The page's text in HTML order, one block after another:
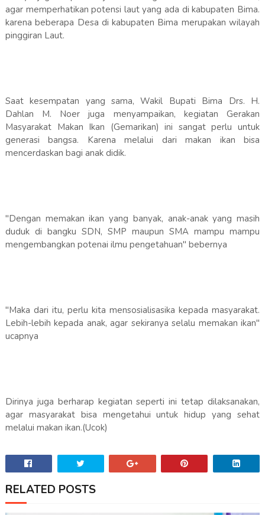
agar memperhatikan potensi laut yang ada di kabupaten Bima.
karena beberapa Desa di kabupaten Bima merupakan wilayah
pinggiran Laut.
Saat kesempatan yang sama, Wakil Bupati Bima Drs. H.
Dahlan M. Noer juga menyampaikan, kegiatan Gerakan
Masyarakat Makan Ikan (Gemarikan) ini sangat perlu untuk
generasi bangsa. Karena melalui dari makan ikan bisa
mencerdaskan bagi anak didik.
"Dengan memakan ikan yang banyak, anak-anak yang masih
duduk di bangku SDN, SMP maupun SMA mampu mampu
mengembangkan potenai ilmu pengetahuan" bebernya
"Maka dari itu, perlu kita mensosialisasika kepada masyarakat.
Lebih-lebih kepada anak, agar sekiranya selalu memakan ikan"
ucapnya
Dirinya juga berharap kegiatan seperti ini tetap dilaksanakan,
agar masyarakat bisa mengetahui untuk hidup yang sehat
melalui makan ikan.(Ucok)
RELATED POSTS